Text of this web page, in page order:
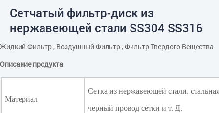
Сетчатый фильтр-диск из
нержавеющей стали SS304 SS316
Жидкий Фильтр , Воздушный Фильтр , Фильтр Твердого Вещества
Описание продукта
Материал
Сетка из нержавеющей стали,
черный провод сетки и т. Д.